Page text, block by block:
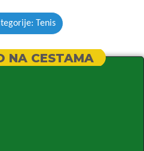
Tenis
NA CESTAMA